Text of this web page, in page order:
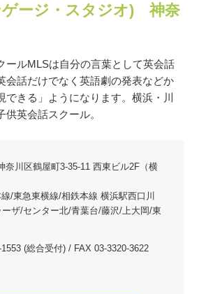
ゲージ・スタジオ) 神奈
ールMLSは自分の言葉として英会話
会話だけでなく英語劇の発表などか
できる」ようになります。横浜・川
英会話スクール。
奈川区鶴屋町3-35-11 西東ビル2F（横
/東急東横線/相鉄本線 横浜駅西口川
ザ/センター北/青葉台/藤沢/上大岡/東
(総合受付) / FAX 03-3320-3622